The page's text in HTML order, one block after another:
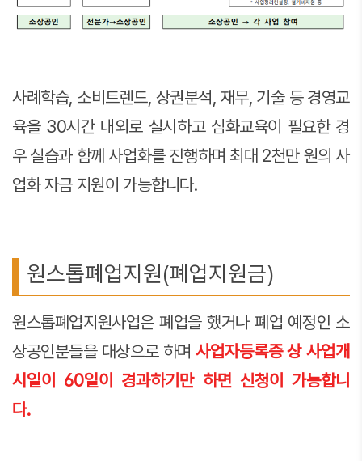
사례학습, 소비트렌드, 상권분석, 재무, 기술 등 경영교
육을 30시간 내외로 실시하고 심화교육이 필요한 경
우 실습과 함께 사업화를 진행하며 최대 2천만 원의 사
업화 자금 지원이 가능합니다.
원스톱폐업지원(폐업지원금)
원스톱폐업지원사업은 폐업을 했거나 폐업 예정인 소
상공인분들을 대상으로 하며 사업자등록증 상 사업개
시일이 60일이 경과하기만 하면 신청이 가능합니
다.